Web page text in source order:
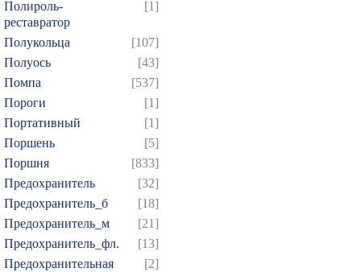
Полироль-
реставратор
[1]
Полукольца
[107]
Полуось
[43]
Помпа
[537]
Пороги
[1]
Портативный
[1]
Поршень
[5]
Поршня
[833]
Предохранитель
[32]
Предохранитель_б
[18]
Предохранитель_м
[21]
Предохранитель_фл.
[13]
Предохранительная
[2]